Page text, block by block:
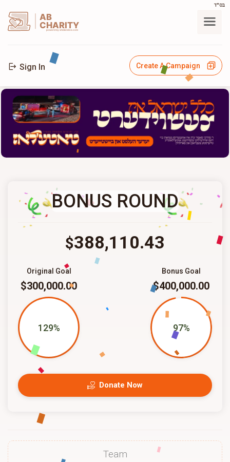
בס"ד
AB
CHARITY
powerd by ahblicklive.com
Sign In Create A Campaign
BONUS ROUND
$388,110.43
Bonus Goal
$400,000.00
97%
Original Goal
$300,000.00
129%
Donate Now
Team